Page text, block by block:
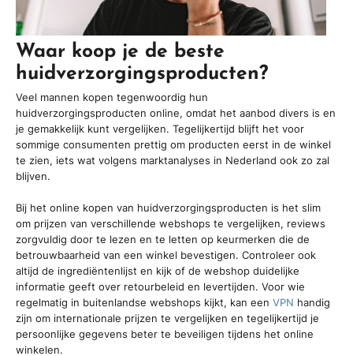
Waar koop je de beste
huidverzorgingsproducten?
Veel mannen kopen tegenwoordig hun
huidverzorgingsproducten online, omdat het aanbod divers is en
je gemakkelijk kunt vergelijken. Tegelijkertijd blijft het voor
sommige consumenten prettig om producten eerst in de winkel
te zien, iets wat volgens marktanalyses in Nederland ook zo zal
blijven.
Bij het online kopen van huidverzorgingsproducten is het slim
om prijzen van verschillende webshops te vergelijken, reviews
zorgvuldig door te lezen en te letten op keurmerken die de
betrouwbaarheid van een winkel bevestigen. Controleer ook
altijd de ingrediëntenlijst en kijk of de webshop duidelijke
informatie geeft over retourbeleid en levertijden. Voor wie
regelmatig in buitenlandse webshops kijkt, kan een VPN handig
zijn om internationale prijzen te vergelijken en tegelijkertijd je
persoonlijke gegevens beter te beveiligen tijdens het online
winkelen.